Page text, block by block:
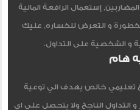
إستعمال الرافعة المالية
و التعرض للخساره, عليك
و الشخصية على التداول.
هام
تعليمي خالص يهدف الي توعية
و التداول الناجح ولا يتحصل علي اي